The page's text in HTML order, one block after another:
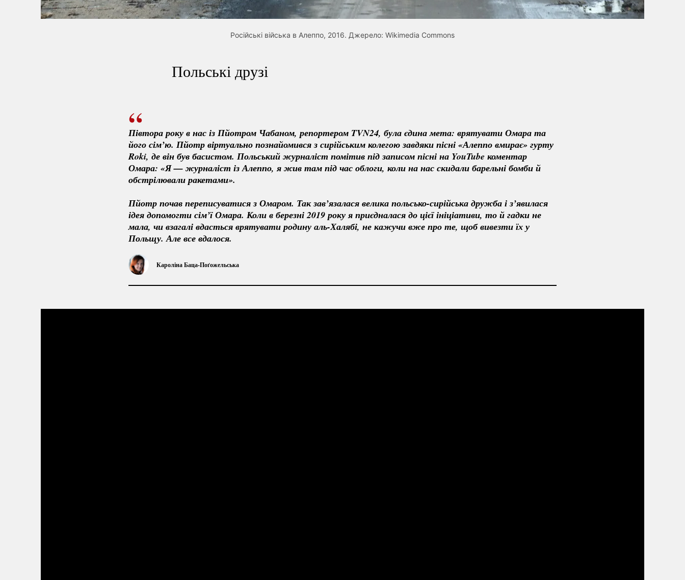
Російські війська в Алеппо, 2016. Джерело: Wikimedia Commons
Польські друзі
КаролінаБаца-Поґожельська
Півтора року в нас із Пйотром Чабаном, репортером TVN24, була єдина мета: врятувати Омара та
його сім’ю. Пйотр віртуально познайомився з сирійським колегою завдяки пісні «Алеппо вмирає» гурту
Roki, де він був басистом. Польський журналіст помітив під записом пісні на YouTube коментар
Омара: «Я — журналіст із Алеппо, я жив там під час облоги, коли на нас скидали барельні бомби й
обстрілювали ракетами».
Пйотр почав переписуватися з Омаром. Так зав’язалася велика польсько-сирійська дружба і з’явилася
ідея допомогти сім’ї Омара. Коли в березні 2019 року я приєдналася до цієї ініціативи, то й гадки не
мала, чи взагалі вдасться врятувати родину аль-Халябі, не кажучи вже про те, щоб вивезти їх у
Польщу. Але все вдалося.